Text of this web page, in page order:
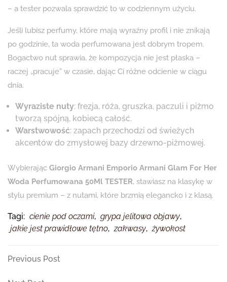
– a tester pozwala sprawdzić to w codziennym użyciu.
Jeśli lubisz perfumy, które mają wyraźny profil i nie znikają
po godzinie, ta woda perfumowana jest dobrym tropem.
Bogactwo nut sprawia, że kompozycja nie jest płaska –
raczej „pracuje” w czasie, dając Ci różne odcienie w ciągu
dnia.
Wyraziste nuty: frezja, róża, gruszka, paczuli i piżmo
tworzą spójną, kobiecą całość.
Warstwowość: zapach przechodzi od świeżych
akcentów do zmysłowej bazy drzewno-piżmowej.
Wybierając Giorgio Armani Emporio Armani Glam For Her
Woda Perfumowana 50Ml TESTER, stawiasz na klasykę w
stylu premium – z nutami, które brzmią elegancko i z klasą.
Tagi: cienie pod oczami, grypa jelitowa objawy,
jakie jest prawidłowe tętno, zakwasy, żywokost
Nawigacja
Previous
Previous Post